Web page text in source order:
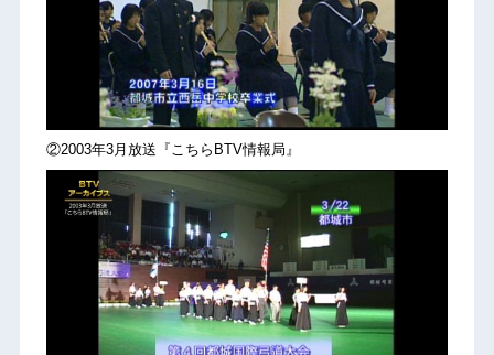
②2003年3月放送『こちらBTV情報局』